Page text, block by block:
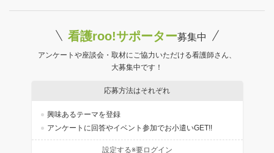
看護roo!サポーター募集中
アンケートや座談会・取材にご協力いただける看護師さん、
大募集中です！
応募方法はそれぞれ
興味あるテーマを登録
アンケートに回答やイベント参加でお小遣いGET!!
設定する※要ログイン